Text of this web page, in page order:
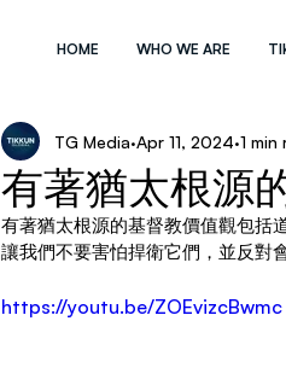
HOME WHO WE ARE
有著猶太根源
TG Media Apr 11, 2024 1 min
有著猶太根源的基督教價值觀包括
讓我們不要害怕捍衛它們，並反對
https://youtu.be/ZOEvizcBwmc